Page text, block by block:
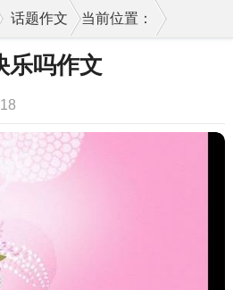
当前位置：
话题作文
乐吗作文